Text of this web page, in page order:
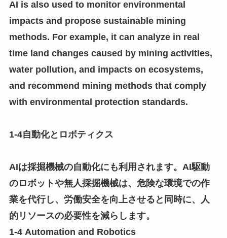
AI is also used to monitor environmental
impacts and propose sustainable mining
methods. For example, it can analyze in real
time land changes caused by mining activities,
water pollution, and impacts on ecosystems,
and recommend mining methods that comply
with environmental protection standards.
1-4自動化とロボティクス
AIは採掘機械の自動化にも利用されます。AI駆動
のロボットや無人採掘機械は、危険な環境での作
業を代行し、労働安全を向上させると同時に、人
的リソースの必要性を減らします。
1-4 Automation and Robotics